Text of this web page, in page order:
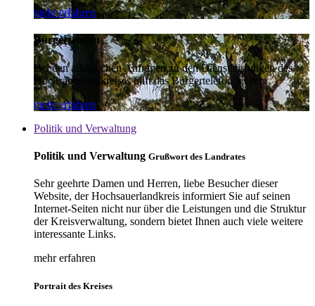
mehr erfahren
Bürgertelefon
Bei den alltäglichen Anfragen zu den Dienstleistungen des
Hochsauerlandkreises hilft das Bürgertelefon weiter.
mehr erfahren
Politik und Verwaltung
Politik und Verwaltung Grußwort des Landrates
Sehr geehrte Damen und Herren, liebe Besucher dieser
Website, der Hochsauerlandkreis informiert Sie auf seinen
Internet-Seiten nicht nur über die Leistungen und die Struktur
der Kreisverwaltung, sondern bietet Ihnen auch viele weitere
interessante Links.
mehr erfahren
Portrait des Kreises